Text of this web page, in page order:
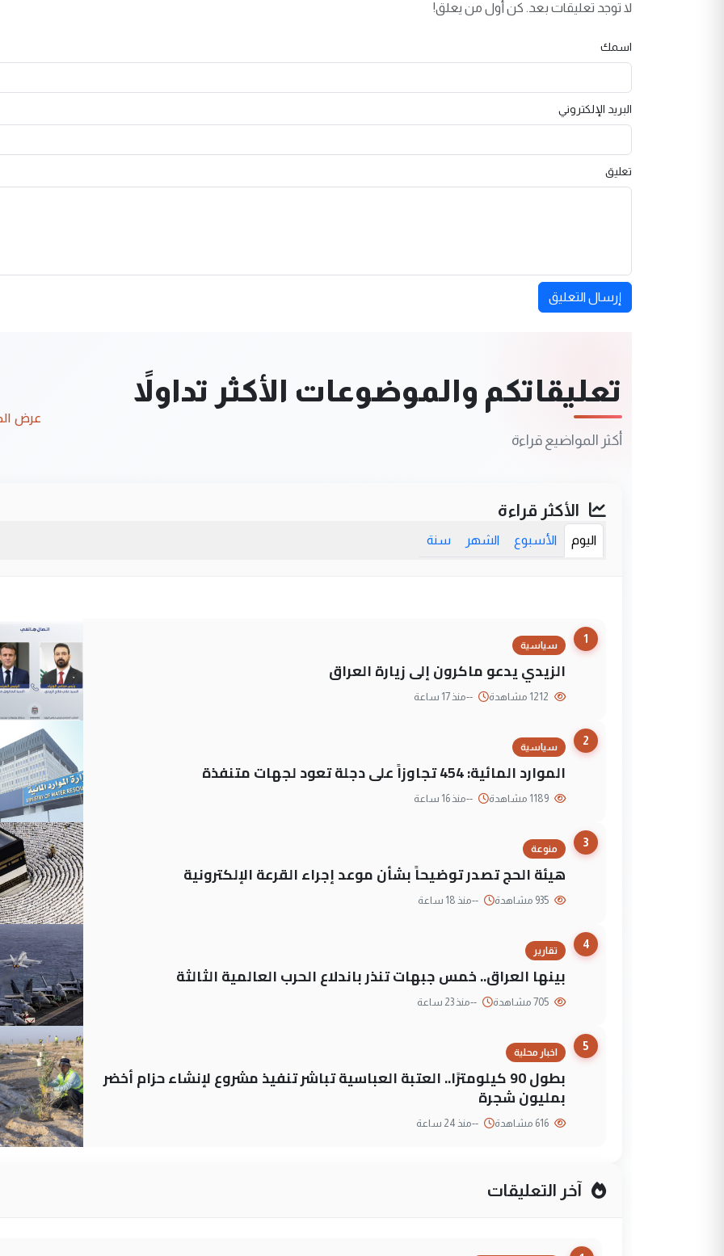
لا توجد تعليقات بعد. كن أول من يعلق!
اسمك
البريد الإلكتروني
تعليق
إرسال التعليق
تعليقاتكم والموضوعات الأكثر تداولاً
أكثر المواضيع قراءة
عرض
الأكثر قراءة
اليوم الأسبوع الشهر سنة
1
سياسية
الزيدي يدعو ماكرون إلى زيارة العراق
--منذ 17 ساعة
2
سياسية
الموارد المائية: 454 تجاوزاً على دجلة تعود لجهات متنفذة
--منذ 16 ساعة
3
منوعة
هيئة الحج تصدر توضيحاً بشأن موعد إجراء القرعة الإلكترونية
--منذ 18 ساعة
4
تقارير
بينها العراق.. خمس جبهات تنذر باندلاع الحرب العالمية الثالثة
--منذ 23 ساعة
5
اخبار محلية
بطول 90 كيلومترًا.. العتبة العباسية تباشر تنفيذ مشروع لإنشاء حزام أخضر
بمليون شجرة
--منذ 24 ساعة
آخر التعليقات